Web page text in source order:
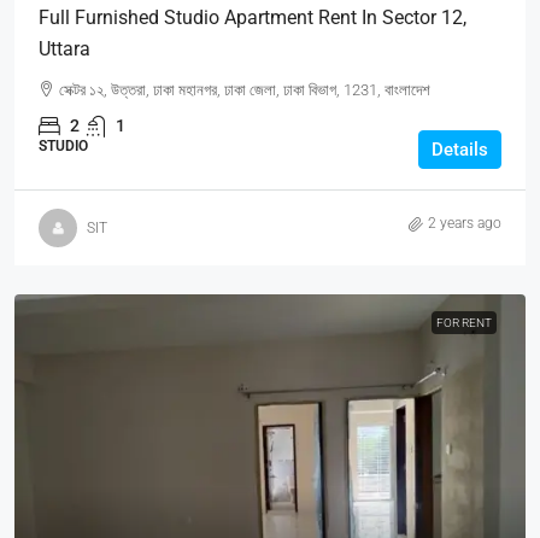
Full Furnished Studio Apartment Rent In Sector 12,
Uttara
সেক্টর ১২, উত্তরা, ঢাকা মহানগর, ঢাকা জেলা, ঢাকা বিভাগ, 1231, বাংলাদেশ
2 1
STUDIO Details
SIT 2 years ago
FOR RENT